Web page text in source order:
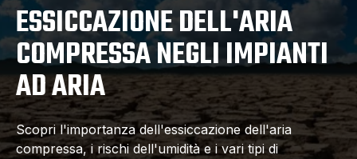
ESSICCAZIONE DELL'ARIA
COMPRESSA NEGLI IMPIANTI
AD ARIA
Scopri l'importanza dell'essiccazione dell'aria
compressa, i rischi dell'umidità e i vari tipi di